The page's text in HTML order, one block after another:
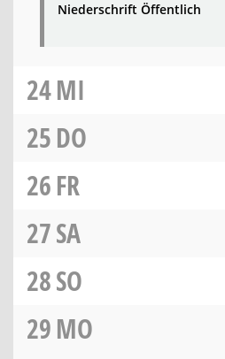
Niederschrift Öffentlich
24MI
25DO
26FR
27SA
28SO
29MO